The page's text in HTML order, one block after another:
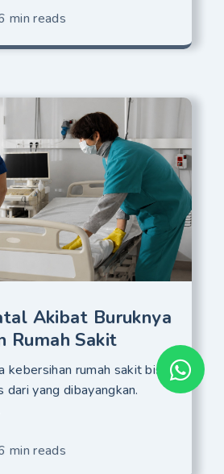
min reads
Akibat Buruknya
Rumah Sakit
rumah sakit bisa
dari yang dibayangkan.
min reads